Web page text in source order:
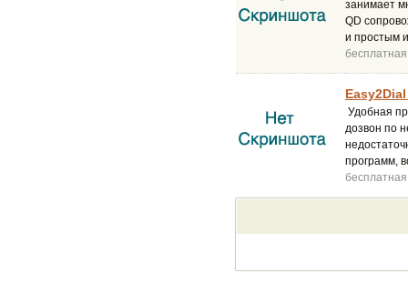
занимает
QD
и простым
бесплатная
Удобная
дозвон по
программ,
бесплатная